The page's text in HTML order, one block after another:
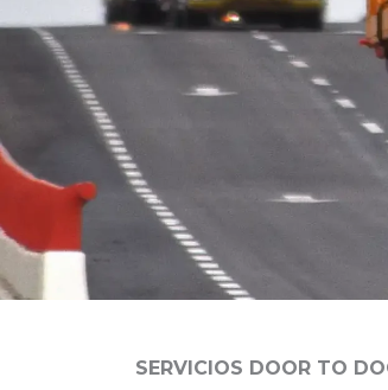
SERVICIOS DOOR TO